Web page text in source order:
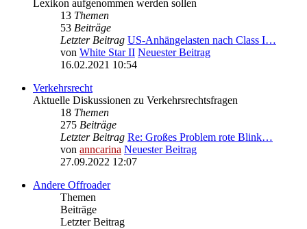
Lexikon aufgenommen werden sollen
13 Themen
53 Beiträge
Letzter Beitrag US-Anhängelasten nach Class I…
von White Star II Neuester Beitrag
16.02.2021 10:54
Verkehrsrecht
Aktuelle Diskussionen zu Verkehrsrechtsfragen
18 Themen
275 Beiträge
Letzter Beitrag Re: Großes Problem rote Blink…
von anncarina Neuester Beitrag
27.09.2022 12:07
Andere Offroader
Themen
Beiträge
Letzter Beitrag